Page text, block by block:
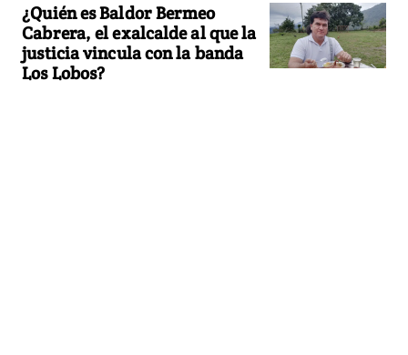
¿Quién es Baldor Bermeo
Cabrera, el exalcalde al que la
justicia vincula con la banda
Los Lobos?